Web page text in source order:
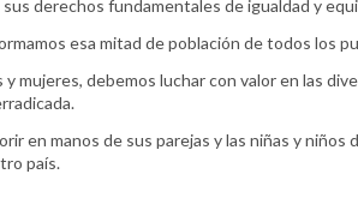
sus derechos fundamentales de igualdad y
esa mitad de población de todos los
mujeres, debemos luchar con valor en las
en manos de sus parejas y las niñas y
país.